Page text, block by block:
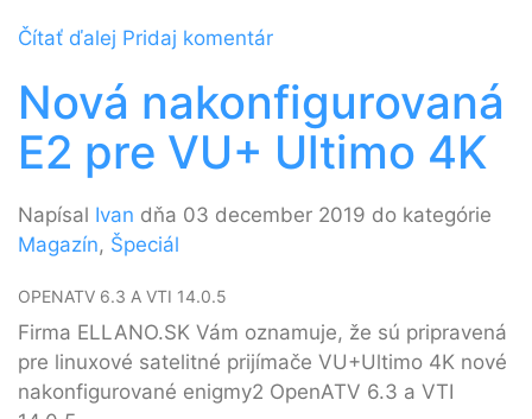
Čítať ďalej Pridaj komentár
Nová nakonfigurovaná
E2 pre VU+ Ultimo 4K
Napísal Ivan dňa 03 december 2019 do kategórie
Magazín, Špeciál
OPENATV 6.3 A VTI 14.0.5
Firma ELLANO.SK Vám oznamuje, že sú pripravená
pre linuxové satelitné prijímače VU+Ultimo 4K nové
nakonfigurované enigmy2 OpenATV 6.3 a VTI